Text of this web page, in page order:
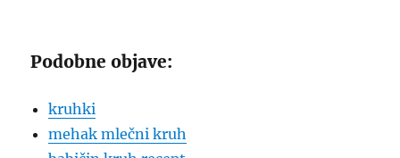
Podobne objave:
kruhki
mehak mlečni kruh